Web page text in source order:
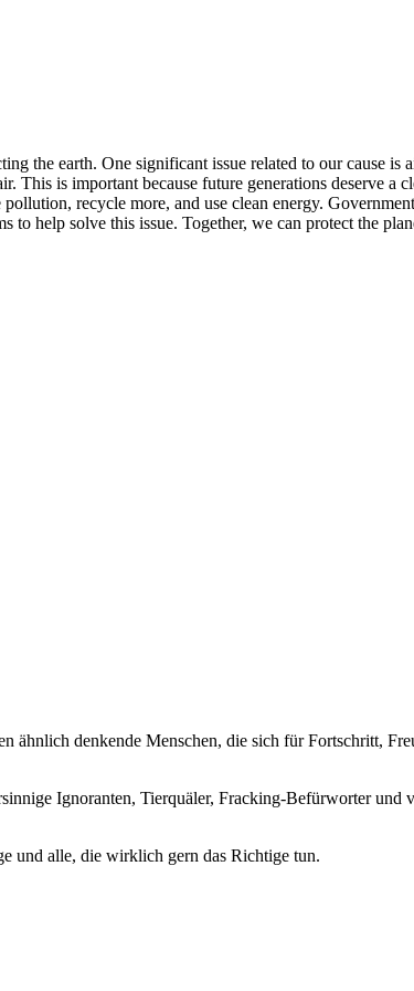
the earth. One significant issue related to our cause is
This is important because future generations deserve a
recycle more, and use clean energy.
help solve this issue. Together, we can protect the
denkende Menschen, die sich für Fortschritt,
Ignoranten, Tierquäler, Fracking-Befürworter und
und alle, die wirklich gern das Richtige tun.